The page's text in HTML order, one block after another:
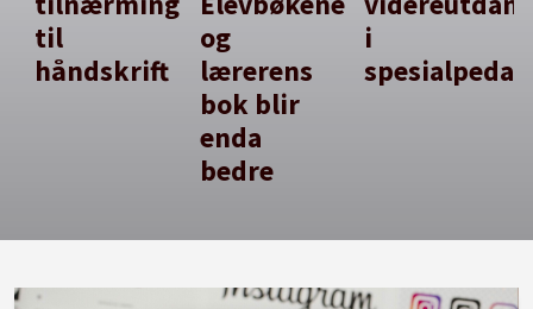
til
håndskrift
og
lærerens
bok blir
enda
bedre
i